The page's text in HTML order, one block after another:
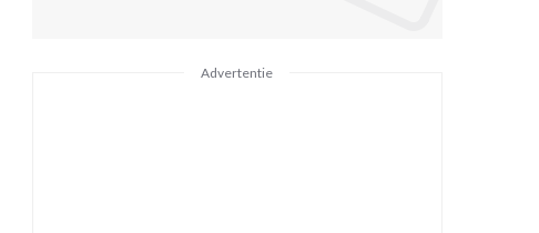
Advertentie